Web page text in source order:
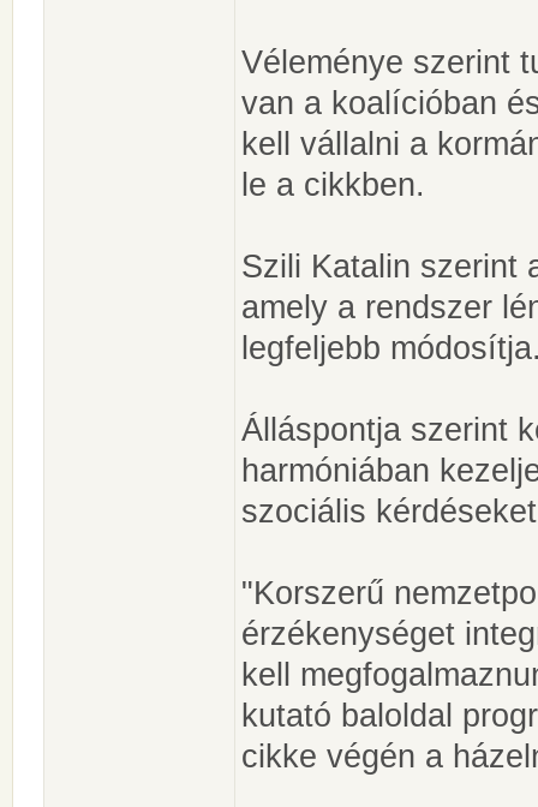
Véleménye szerint
van a koalícióban
kell vállalni a
le a cikkben.
Szili Katalin szerint
amely a rendszer
legfeljebb
Álláspontja szerint
harmóniában
szociális
"Korszerű
érzékenységet
kell
kutató baloldal
cikke végén a